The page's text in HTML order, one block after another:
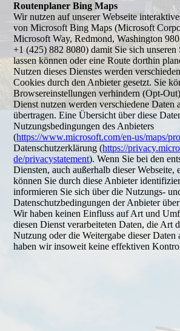
Routenplaner Bing Maps
Wir nutzen auf unserer Webseite
von Microsoft Bing Maps (Microsoft
Microsoft Way, Redmond, Washington
+1 (425) 882 8080) damit Sie sich unseren
lassen können oder eine Route dorthin
Nutzen dieses Dienstes werden
Cookies durch den Anbieter gesetzt. Sie
Browsereinstellungen verhindern (Opt-
Dienst nutzen werden verschiedene Daten
übertragen. Eine Übersicht über diese
Nutzungsbedingungen des Anbieters
(https://www.microsoft.com/en-us/maps/
Datenschutzerklärung (https://
de/privacystatement). Wenn Sie bei den
Diensten, auch außerhalb dieser Webseite,
können Sie durch diese Anbieter
informieren Sie sich über die Nutzungs-
Datenschutzbedingungen der Anbieter
Wir haben keinen Einfluss auf Art und
diesen Dienst verarbeiteten Daten, die Art
Nutzung oder die Weitergabe dieser Daten
haben wir insoweit keine effektiven